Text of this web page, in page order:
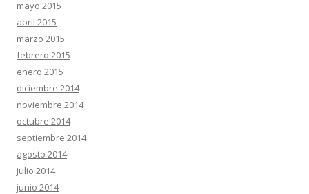
mayo 2015
abril 2015
marzo 2015
febrero 2015
enero 2015
diciembre 2014
noviembre 2014
octubre 2014
septiembre 2014
agosto 2014
julio 2014
junio 2014